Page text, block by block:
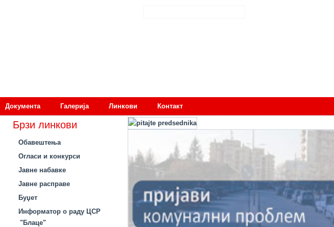
Документа Галерија Линкови Контакт
Брзи линкови
Обавештења
Огласи и конкурси
Јавне набавке
Јавне расправе
Буџет
Информатор о раду ЦСР
"Блаце"